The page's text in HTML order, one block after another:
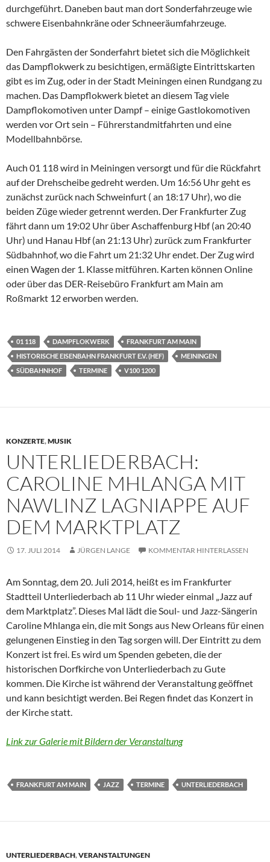
durchgeführt. Daneben baut man dort Sonderfahrzeuge wie
schwere Eisenbahnkräne oder Schneeräumfahrzeuge.
Den Fahrgästen der Sonderfahrt bietet sich die Möglichkeit
das Dampflokwerk zu besichtigen, ermäßigte Eintrittskarten
gibt es im Zug, oder in der Stadt Meiningen einen Rundgang zu
machen. Das Dampflokwerk bietet an diesem Tag viele
Dampflokomotiven unter Dampf – einige Gastlokomotiven
werden vor Ort sein – Führerstandmitfahrten und eine
Modellbahnbörse.
Auch 01 118 wird in Meiningen versorgt und für die Rückfahrt
auf der Drehscheibe gedreht werden. Um 16:56 Uhr geht es
zunächst zurück nach Schweinfurt ( an 18:17 Uhr), wo die
beiden Züge wieder getrennt werden. Der Frankfurter Zug
fährt dann um 19:02 Uhr über Aschaffenburg Hbf (an 20:40
Uhr) und Hanau Hbf (an 21:13 Uhr) zurück zum Frankfurter
Südbahnhof, wo die Fahrt um 21:32 Uhr endet. Der Zug wird
einen Wagen der 1. Klasse mitführen. Karten können Online
oder über das DER-Reisebüro Frankfurt am Main am
Roßmarkt 12 erworben werden.
01 118 DAMPFLOKWERK
FRANKFURT AM MAIN
HISTORISCHE EISENBAHN FRANKFURT E.V. (HEF)
MEININGEN
SÜDBAHNHOF
TERMINE V100 1200
KONZERTE,MUSIK
UNTERLIEDERBACH:
CAROLINE MHLANGA MIT
NAWLINZ LAGNIAPPE AUF
DEM MARKTPLATZ
17. JULI 2014 JÜRGEN LANGE KOMMENTAR HINTERLASSEN
Am Sonntag, dem 20. Juli 2014, heißt es im Frankfurter
Stadtteil Unterliederbach ab 11 Uhr wieder einmal „Jazz auf
dem Marktplatz”. Dieses Mal lädt die Soul- und Jazz-Sängerin
Caroline Mhlanga ein, die mit Songs aus New Orleans für einen
gelungenen Einstieg in den Tag sorgen will. Der Eintritt zu dem
Konzert ist frei. Es wird um Spenden gebeten, die der
historischen Dorfkirche von Unterliederbach zu Gute
kommen. Die Kirche ist während der Veranstaltung geöffnet
und kann besichtigt werden. Bei Regen findet das Konzert in
der Kirche statt.
Link zur Galerie mit Bildern der Veranstaltung
FRANKFURT AM MAIN JAZZ TERMINE UNTERLIEDERBACH
UNTERLIEDERBACH,VERANSTALTUNGEN